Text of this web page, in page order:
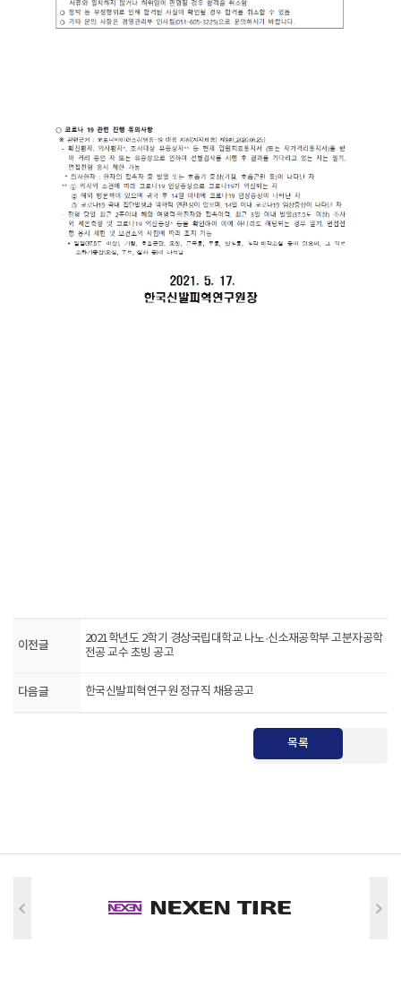
이전글
2021학년도 2학기 경상국립대학교 나노·신소재공학부 고분자공학
전공 교수 초빙 공고
다음글 한국신발피혁연구원 정규직 채용공고
목록